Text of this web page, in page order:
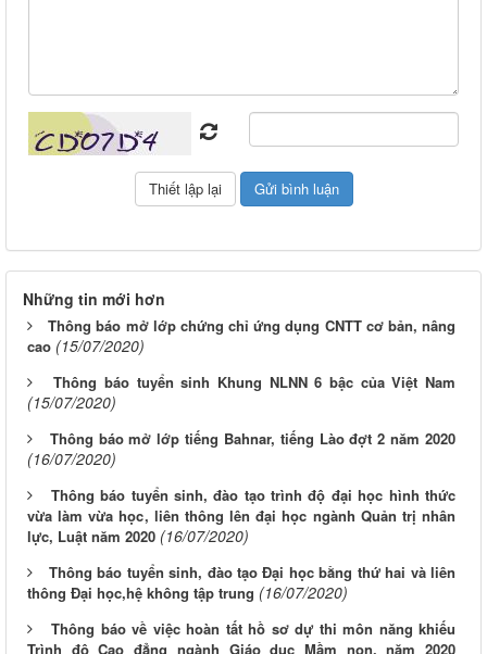
Những tin mới hơn
Thông báo mở lớp chứng chỉ ứng dụng CNTT cơ bản, nâng
cao (15/07/2020)
Thông báo tuyển sinh Khung NLNN 6 bậc của Việt Nam
(15/07/2020)
Thông báo mở lớp tiếng Bahnar, tiếng Lào đợt 2 năm 2020
(16/07/2020)
Thông báo tuyển sinh, đào tạo trình độ đại học hình thức
vừa làm vừa học, liên thông lên đại học ngành Quản trị nhân
lực, Luật năm 2020 (16/07/2020)
Thông báo tuyển sinh, đào tạo Đại học bằng thứ hai và liên
thông Đại học,hệ không tập trung (16/07/2020)
Thông báo về việc hoàn tất hồ sơ dự thi môn năng khiếu
Trình độ Cao đẳng ngành Giáo dục Mầm non, năm 2020